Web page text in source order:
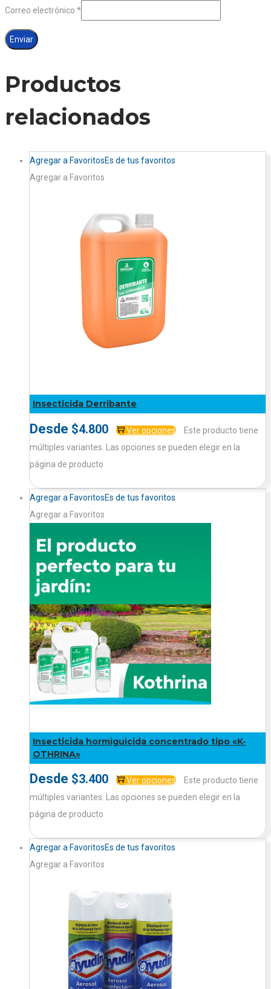
Correo electrónico *
Productos
relacionados
Agregar a FavoritosEs de tus favoritos
Agregar a Favoritos
Insecticida Derribante
Desde $4.800 Ver opciones
Este producto tiene
múltiples variantes. Las opciones se pueden elegir en la
página de producto
Agregar a FavoritosEs de tus favoritos
Agregar a Favoritos
Insecticida hormiguicida concentrado tipo «K-
OTHRINA»
Desde $3.400 Ver opciones
Este producto tiene
múltiples variantes. Las opciones se pueden elegir en la
página de producto
Agregar a FavoritosEs de tus favoritos
Agregar a Favoritos